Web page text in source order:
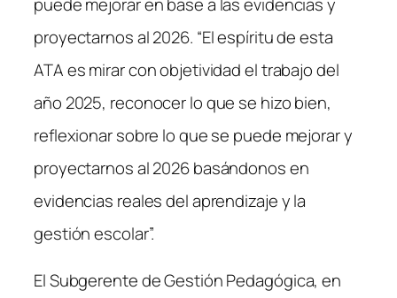
proyectarnos al 2026. “El espíritu de esta
ATA es mirar con objetividad el trabajo del
año 2025, reconocer lo que se hizo bien,
reflexionar sobre lo que se puede mejorar y
proyectarnos al 2026 basándonos en
evidencias reales del aprendizaje y la
gestión escolar”.
El Subgerente de Gestión Pedagógica, en